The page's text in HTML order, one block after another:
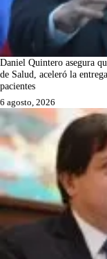
Daniel Quintero asegura
de Salud, aceleró la
pacientes
6 agosto, 2026